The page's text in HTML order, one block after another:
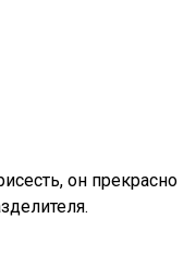
он прекрасно